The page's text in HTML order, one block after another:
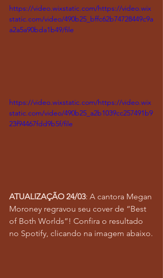
https://video.wixstatic.com/https://video.wix
static.com/video/490b25_bffc62b74728449c9a
a2a5a90bda1b49/file
https://video.wixstatic.com/https://video.wix
static.com/video/490b25_a2b1039cc257491b9
23f94467fdd9b5f/file
ATUALIZAÇÃO 24/03: A cantora Megan
Moroney regravou seu cover de “Best
of Both Worlds”! Confira o resultado
no Spotify, clicando na imagem abaixo.